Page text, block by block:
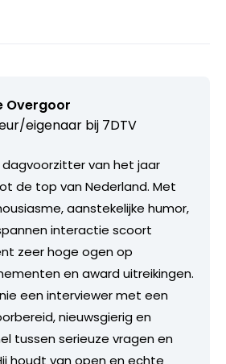
Overgoor
eigenaar bij 7DTV
van het jaar
de top van Nederland. Met
aanstekelijke humor,
interactie scoort
zeer hoge ogen op
en award uitreikingen.
een interviewer met een
nieuwsgierig en
tussen serieuze vragen en
houdt van open en echte